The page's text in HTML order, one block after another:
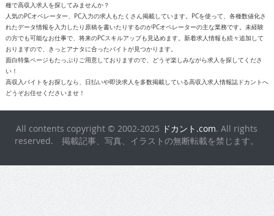
種で高収入求人を探してみませんか？
人気のPCオペレーター、PC入力の求人もたくさん掲載しています。PCを使って、各種数値化さ
れたデータ情報を入力したり原稿を書いたりするのがPCオペレーターの主な業務です。未経験
の方でも可能なお仕事で、将来のPCスキルアップも見込めます。新着求人情報も続々追加して
おりますので、きっとアナタに合ったバイトが見つかります。
面白特集ページもたっぷりご用意しておりますので、どうぞ楽しみながら求人を探してくださ
い！
高収入バイトをお探しなら、日払いや即決求人を多数掲載している高収入求人情報誌ドカントへ
どうぞお任せくださいませ！
All contents copyright © 2002-2025 ドカント.com. All rights
reserved. 掲載記事、写真、イラストの無断転載を禁じます。